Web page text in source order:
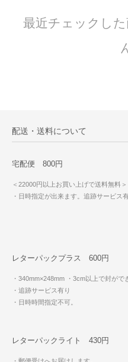
最近チェックし
配送・送料について
宅配便 800円
＜22000円以上お買い上げで送料無料＞
・日時指定が出来ます。追跡サービス
レターパックプラス 600円
・340mm×248mm ・3cm以上で封がで
・追跡サービス有り
・日時時間指定不可。
レターパックライト 430円